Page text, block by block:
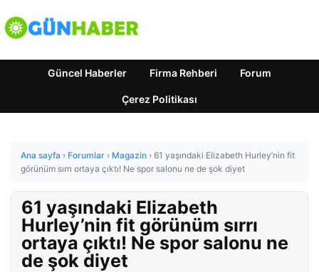
Güncel Haberler Firma Rehberi Forum
Çerez Politikası
Ana sayfa › Forumlar › Magazin › 61 yaşındaki Elizabeth Hurley’nin fit
görünüm sırrı ortaya çıktı! Ne spor salonu ne de şok diyet
61 yaşındaki Elizabeth
Hurley’nin fit görünüm sırrı
ortaya çıktı! Ne spor salonu ne
de şok diyet